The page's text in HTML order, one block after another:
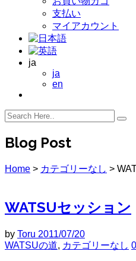
支払い
マイアカウント
ja
ja
en
Blog Post
Home > カテゴリーなし >
WATSUセッション
by Toru 2011/07/20
WATSUの道, カテゴリーなし 0